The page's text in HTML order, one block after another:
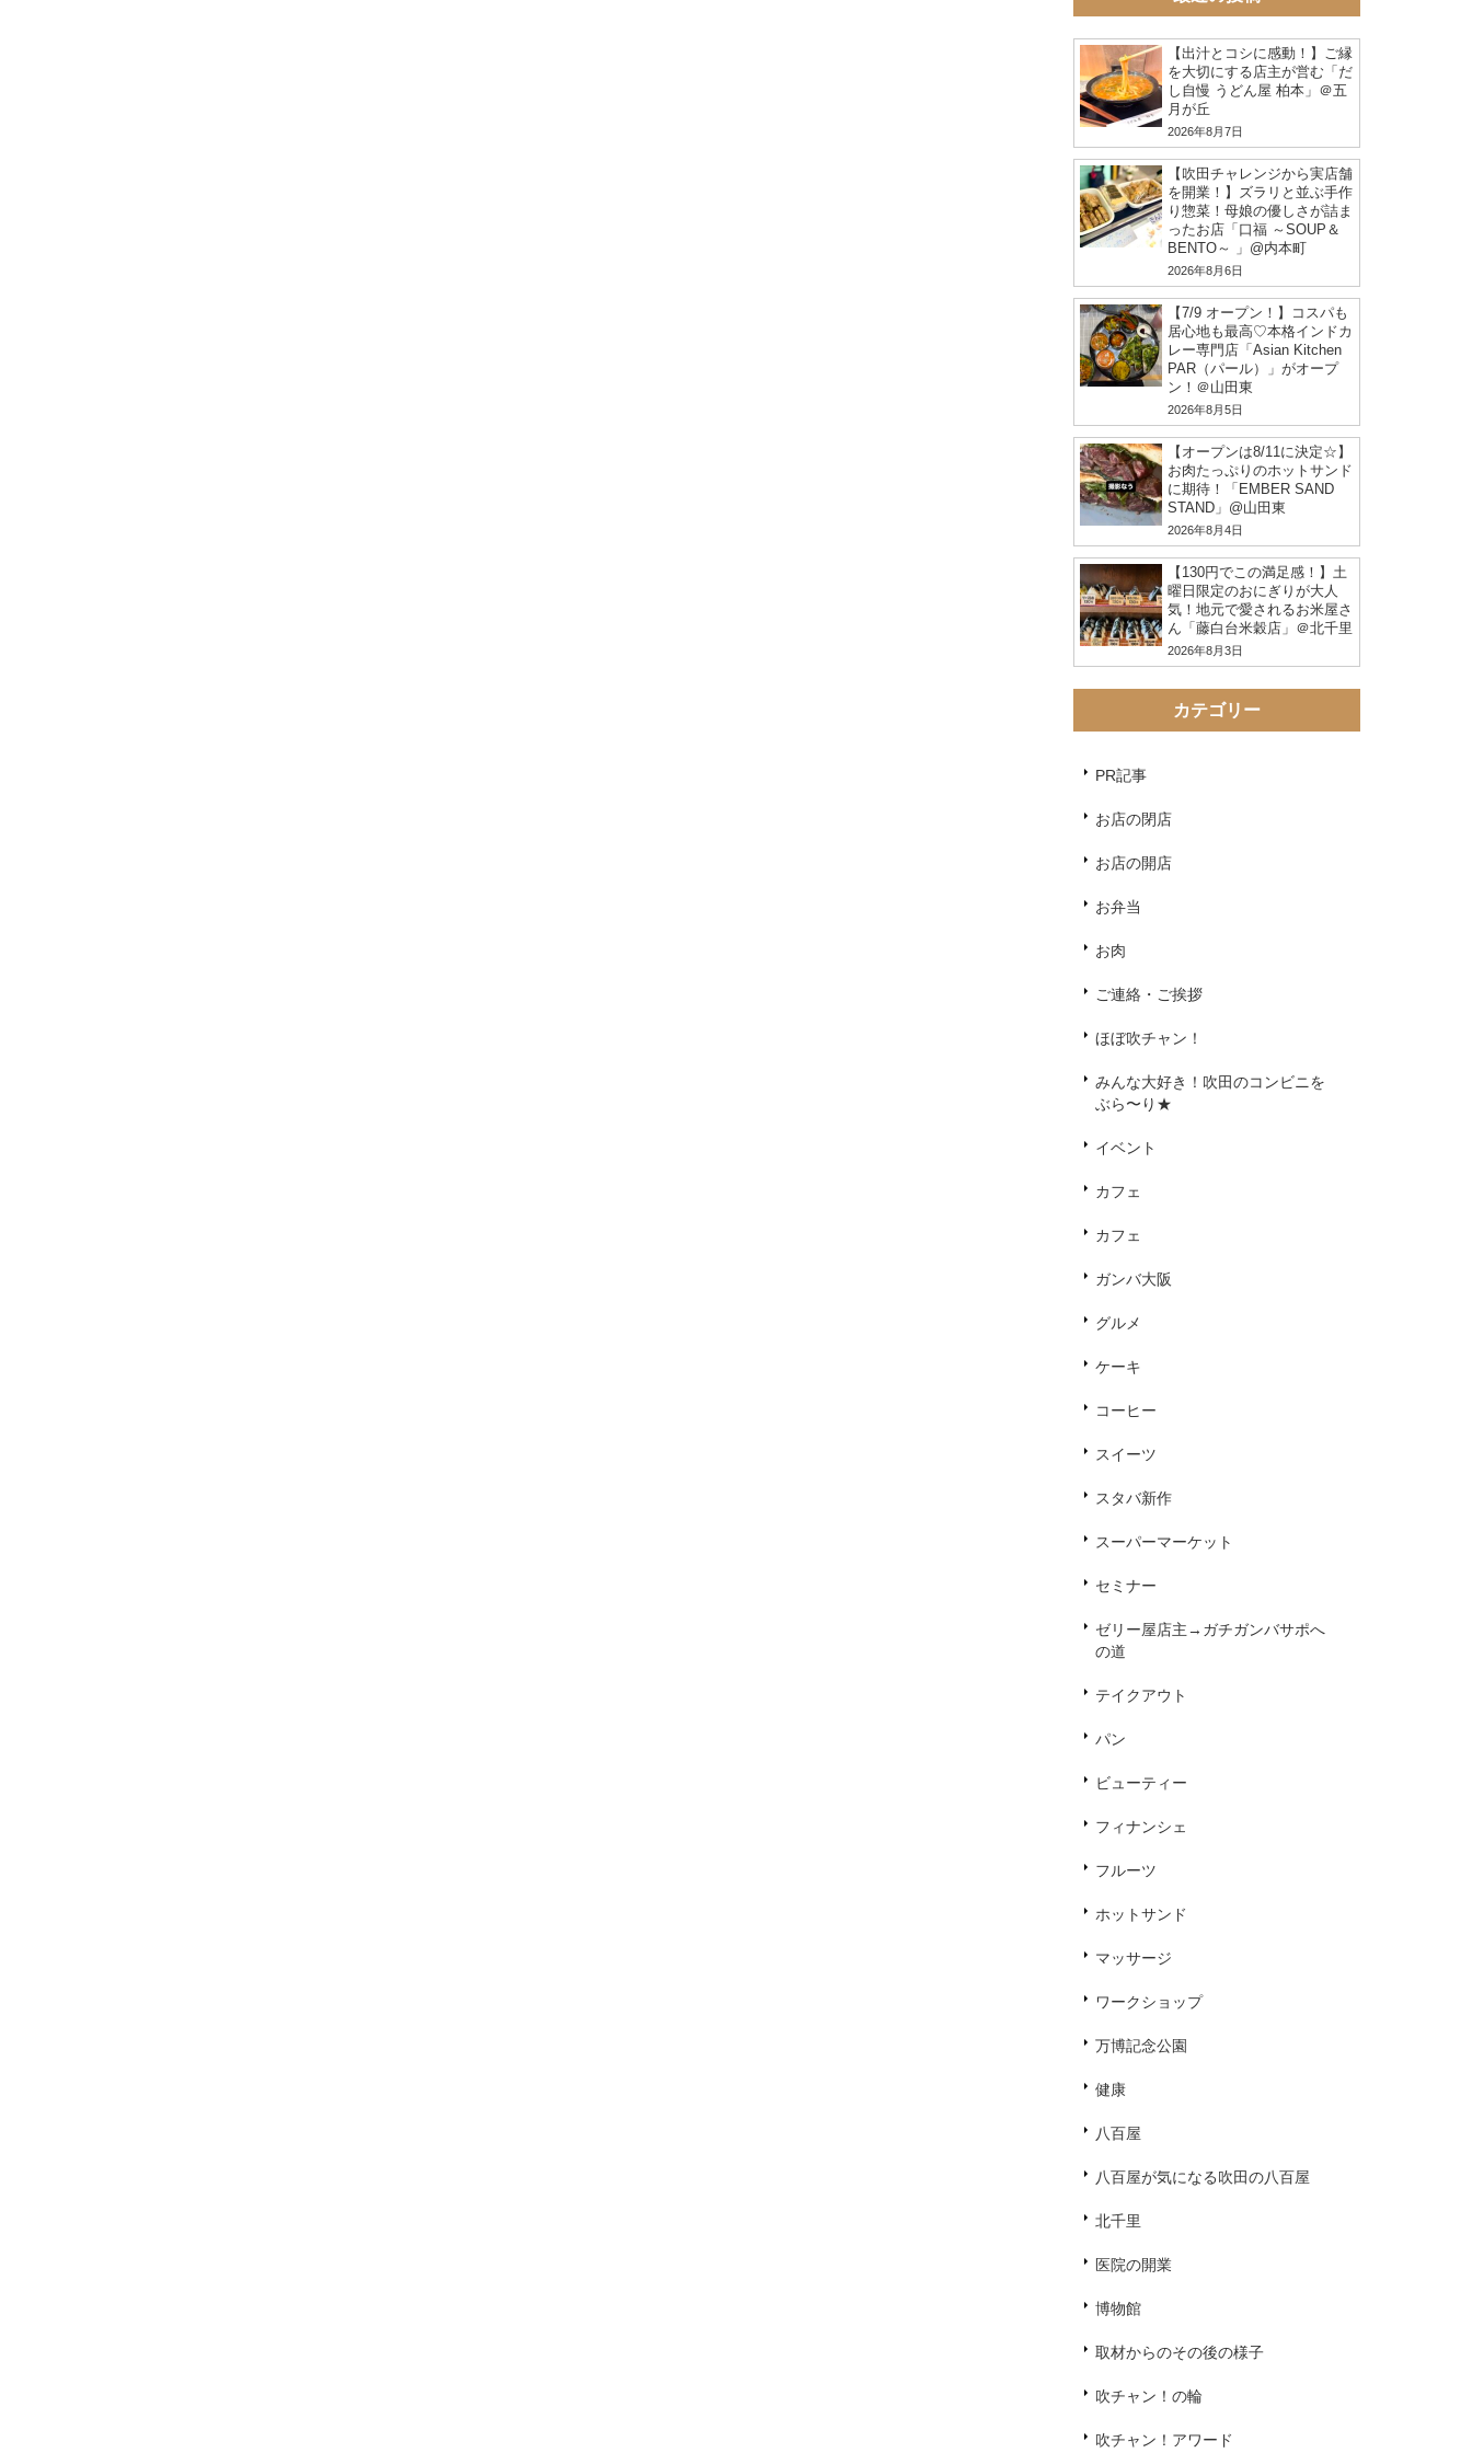
【出汁とコシに感動！】ご縁
を大切にする店主が営む「だ
し自慢 うどん屋 柏本」＠五
月が丘
2026年8月7日
【吹田チャレンジから実店舗
を開業！】ズラリと並ぶ手作
り惣菜！母娘の優しさが詰ま
ったお店「口福 ～SOUP＆
BENTO～ 」@内本町
2026年8月6日
【7/9 オープン！】コスパも
居心地も最高♡本格インドカ
レー専門店「Asian Kitchen
PAR（パール）」がオープ
ン！＠山田東
2026年8月5日
【オープンは8/11に決定☆】
お肉たっぷりのホットサンド
に期待！「EMBER SAND
STAND」@山田東
2026年8月4日
【130円でこの満足感！】土
曜日限定のおにぎりが大人
気！地元で愛されるお米屋さ
ん「藤白台米穀店」＠北千里
2026年8月3日
カテゴリー
PR記事
お店の閉店
お店の開店
お弁当
お肉
ご連絡・ご挨拶
ほぼ吹チャン！
みんな大好き！吹田のコンビニを
ぶら〜り★
イベント
カフェ
カフェ
ガンバ大阪
グルメ
ケーキ
コーヒー
スイーツ
スタバ新作
スーパーマーケット
セミナー
ゼリー屋店主→ガチガンバサポへ
の道
テイクアウト
パン
ビューティー
フィナンシェ
フルーツ
ホットサンド
マッサージ
ワークショップ
万博記念公園
健康
八百屋
八百屋が気になる吹田の八百屋
北千里
医院の開業
博物館
取材からのその後の様子
吹チャン！の輪
吹チャン！アワード